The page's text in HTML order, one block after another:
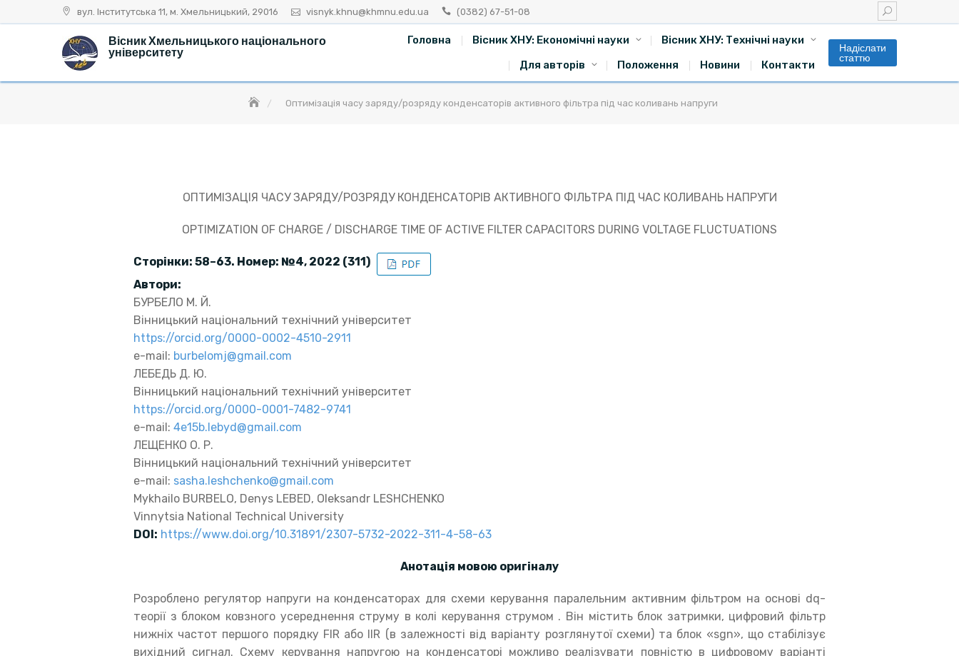
to
вул. Інститутська 11, м. Хмельницький, 29016 visnyk.khnu@khmnu.edu.ua (0382) 67-51-08
Вісник Хмельницького національного
університету
Головна Вісник ХНУ: Економічні науки
Вісник ХНУ: Технічні науки
Для авторів
Положення Новини Контакти
Надіслати
статтю
Оптимізація часу заряду/розряду конденсаторів активного фільтра під час коливань напруги
ОПТИМІЗАЦІЯ ЧАСУ ЗАРЯДУ/РОЗРЯДУ КОНДЕНСАТОРІВ АКТИВНОГО ФІЛЬТРА ПІД ЧАС КОЛИВАНЬ НАПРУГИ
OPTIMIZATION OF CHARGE / DISCHARGE TIME OF ACTIVE FILTER CAPACITORS DURING VOLTAGE FLUCTUATIONS
Сторінки: 58–63. Номер: №4, 2022 (311)
Автори:
БУРБЕЛО М. Й.
Вінницький національний технічний університет
https://orcid.org/0000-0002-4510-2911
e-mail: burbelomj@gmail.com
ЛЕБЕДЬ Д. Ю.
Вінницький національний технічний університет
https://orcid.org/0000-0001-7482-9741
e-mail: 4e15b.lebyd@gmail.com
ЛЕЩЕНКО О. Р.
Вінницький національний технічний університет
e-mail: sasha.leshchenko@gmail.com
Mykhailo BURBELO, Denys LEBED, Oleksandr LESHCHENKO
Vinnytsia National Technical University
DOI: https://www.doi.org/10.31891/2307-5732-2022-311-4-58-63
Анотація мовою оригіналу
Розроблено регулятор напруги на конденсаторах для схеми керування паралельним активним фільтром на основі dq-
теорії з блоком ковзного усереднення струму в колі керування струмом . Він містить блок затримки, цифровий фільтр
нижніх частот першого порядку FIR або IIR (в залежності від варіанту розглянутої схеми) та блок «sgn», що стабілізує
вихідний сигнал. Схему керування напругою на конденсаторі можливо реалізувати повністю в цифровому варіанті